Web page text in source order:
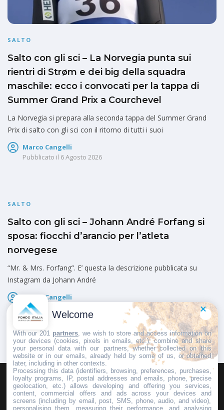
SALTO
Salto con gli sci – La Norvegia punta sui
rientri di Strøm e dei big della squadra
maschile: ecco i convocati per la tappa di
Summer Grand Prix a Courchevel
La Norvegia si prepara alla seconda tappa del Summer Grand
Prix di salto con gli sci con il ritorno di tutti i suoi
Marco Cangelli
Pubblicato il 6 Agosto 2026
SALTO
Salto con gli sci – Johann André Forfang si
sposa: fiocchi d’arancio per l’atleta
norvegese
“Mr. & Mrs. Forfang”. E’ questa la descrizione pubblicata su
Instagram da Johann André
Marco Cangelli
Pubblicato il
HOMEPAGEREDAZIONEINVIA UN COMUNICATO STAMPA
PUBBLICITÀSCRIVI AL DIRETTORE
Welcome
With our 201 partners , we wish to store and access information on
your devices (cookies, pixels in emails, etc.), combine and share
your personal data with our partners, whether collected on this
website or in our emails, already held by some of us, or obtained
later, including in other contexts.
Processing this data (identifiers, browsing, preferences, purchases,
loyalty programs, IP, postal addresses and emails, phone, precise
geolocation, etc.) allows developing and offering you services,
content, commercial offers and ads across your devices and
screens (including by email, post, SMS, phone, audio, and video),
personalising them, measuring their performance, and analysing